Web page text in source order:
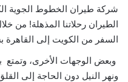
شركة طيران الخطوط الجوية
الطيران رحلاتنا المذهلة! من
السفر من الكويت إلى
وبعض الوجهات الأخرى، وتمتع
ونهر النيل دون الحاجة إلى